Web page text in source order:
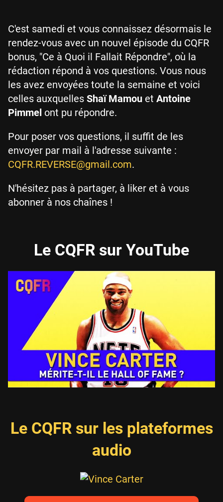
C'est samedi et vous connaissez désormais le
rendez-vous avec un nouvel épisode du CQFR
bonus, "Ce à Quoi il Fallait Répondre", où la
rédaction répond à vos questions. Vous nous
les avez envoyées toute la semaine et voici
celles auxquelles Shaï Mamou et Antoine
Pimmel ont pu répondre.
Pour poser vos questions, il suffit de les
envoyer par mail à l'adresse suivante :
CQFR.REVERSE@gmail.com.
N'hésitez pas à partager, à liker et à vous
abonner à nos chaînes !
Le CQFR sur YouTube
Le CQFR sur les plateformes
audio